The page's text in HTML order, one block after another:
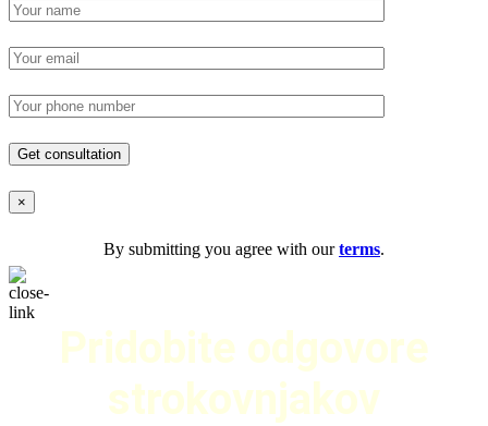
×
By submitting you agree with ourterms.
Pridobite odgovore
strokovnjakov